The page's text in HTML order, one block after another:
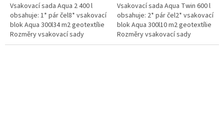
Vsakovací sada Aqua 2 400 l
obsahuje: 1* pár čel8* vsakovací
blok Aqua 300l34 m2 geotextílie
Rozměry vsakovací sady
960x80x52 cm Nosnost bloků až
Vsakovací sada Aqua Twin 600 l
obsahuje: 2* pár čel2* vsakovací
blok Aqua 300l10 m2 geotextílie
Rozměry vsakovací sady
120x80x104 cm Nosnost bloků